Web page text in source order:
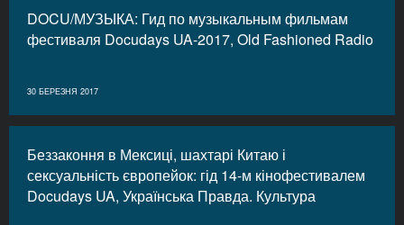
DOCU/МУЗЫКА: Гид по музыкальным фильмам
фестиваля Docudays UA-2017, Old Fashioned Radio
30 БЕРЕЗНЯ 2017
Беззаконня в Мексиці, шахтарі Китаю і
сексуальність європейок: гід 14-м кінофестивалем
Docudays UA, Українська Правда. Культура